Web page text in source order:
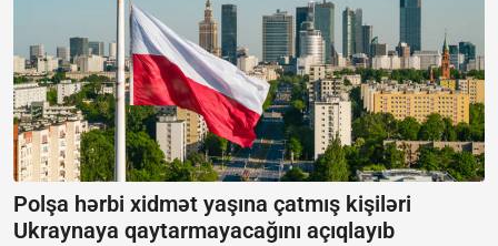
Polşa hərbi xidmət yaşına çatmış kişiləri
Ukraynaya qaytarmayacağını açıqlayıb